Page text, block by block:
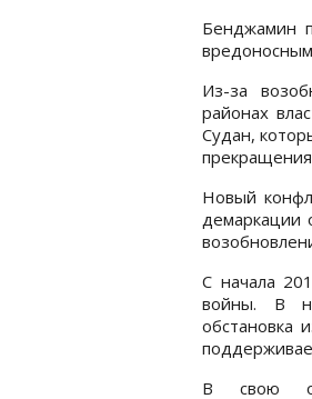
Бенджамин
Из-за
районах
Судан,
Новый
демаркации
С начала
войны. В
обстановка
В свою